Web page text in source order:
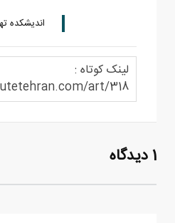
اندیشکده
لینک کوتاه :
art/318
1 دیدگاه